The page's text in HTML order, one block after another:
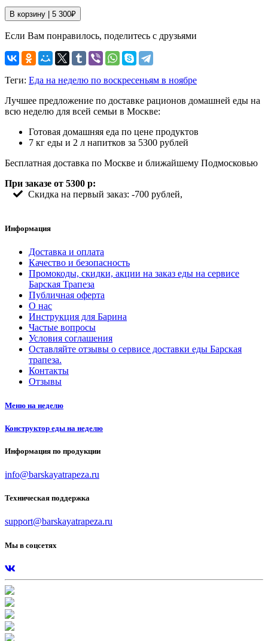
В корзину | 5 300₽
Если Вам понравилось, поделитесь с друзьями
Теги: Еда на неделю по воскресеньям в ноябре
Лучшее предложение по доставке рационов домашней еды на
всю неделю для всей семьи в Москве:
Готовая домашняя еда по цене продуктов
7 кг еды и 2 л напитков за 5300 рублей
Бесплатная доставка по Москве и ближайшему Подмосковью
При заказе от 5300 р:
Скидка на первый заказ: -700 рублей,
Информация
Доставка и оплата
Качество и безопасность
Промокоды, скидки, акции на заказ еды на сервисе
Барская Трапеза
Публичная оферта
О нас
Инструкция для Барина
Частые вопросы
Условия соглашения
Оставляйте отзывы о сервисе доставки еды Барская
трапеза.
Контакты
Отзывы
Меню на неделю
Конструктор еды на неделю
Информация по продукции
info@barskayatrapeza.ru
Техническая поддержка
support@barskayatrapeza.ru
Мы в соцсетях